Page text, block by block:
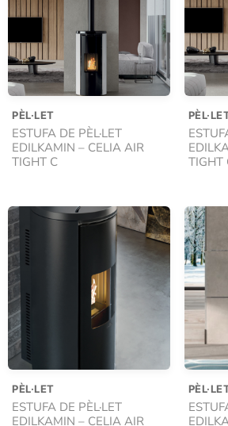
PÈL·LET
ESTUFA DE PÈL·LET
EDILKAMIN – CELIA AIR
TIGHT C
TIGHT
PÈL·LET
ESTUFA DE PÈL·LET
EDILKAMIN – CELIA AIR